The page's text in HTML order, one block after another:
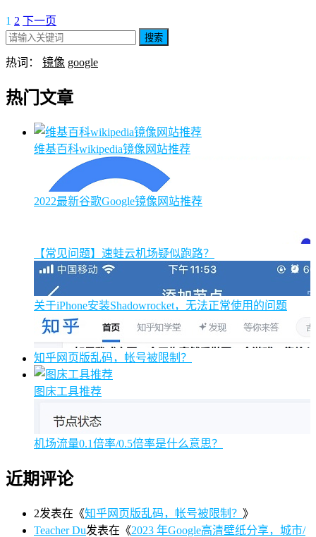
1 2 下一页
搜索
热词： 镜像 google
热门文章
维基百科wikipedia镜像网站推荐
2022最新谷歌Google镜像网站推荐
【常见问题】速蛙云机场疑似跑路？
关于iPhone安装Shadowrocket，无法正常使用的问题
知乎网页版乱码，帐号被限制？
图床工具推荐
机场流量0.1倍率/0.5倍率是什么意思？
近期评论
2发表在《知乎网页版乱码，帐号被限制？ 》
Teacher Du发表在《2023 年Google高清壁纸分享，城市/